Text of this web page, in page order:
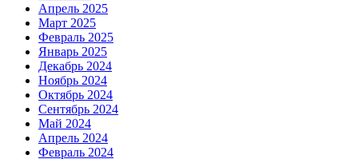
Апрель 2025
Март 2025
Февраль 2025
Январь 2025
Декабрь 2024
Ноябрь 2024
Октябрь 2024
Сентябрь 2024
Май 2024
Апрель 2024
Февраль 2024